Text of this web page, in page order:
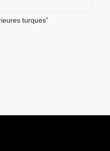
turques”